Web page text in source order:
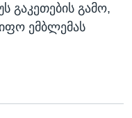
გაკეთების გამო,
ემბლემას